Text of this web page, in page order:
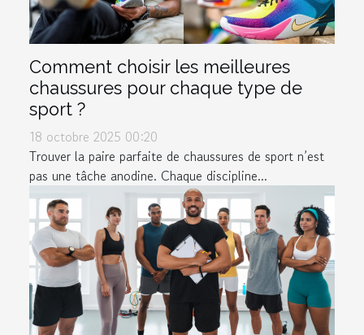
Comment choisir les meilleures
chaussures pour chaque type de
sport ?
18 octobre 2025 00:20
Trouver la paire parfaite de chaussures de sport n’est
pas une tâche anodine. Chaque discipline...